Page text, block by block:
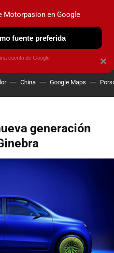
OBSERVATORIO
China Google Maps
generación
×
Motorpasion en Google
fuente preferida
cuenta de Google